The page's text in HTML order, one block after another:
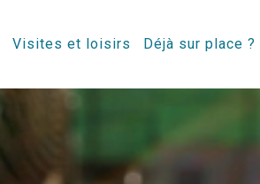
Visites et loisirs Déjà sur place ?